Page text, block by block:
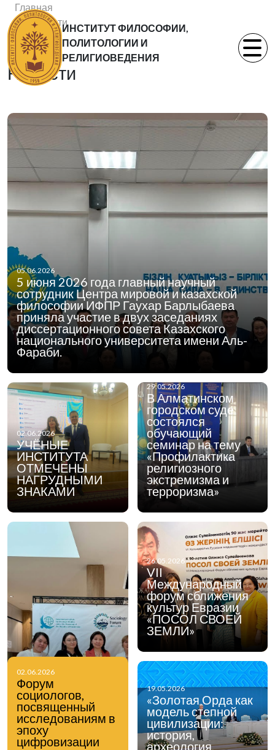
ИНСТИТУТ ФИЛОСОФИИ,
ПОЛИТОЛОГИИ И
РЕЛИГИОВЕДЕНИЯ
Главная
Новости
Статьи
Новости
05.06.2026
5 июня 2026 года главный научный
сотрудник Центра мировой и казахской
философии ИФПР Гаухар Барлыбаева
приняла участие в двух заседаниях
диссертационного совета Казахского
национального университета имени Аль-
Фараби.
02.06.2026
Форум
социологов,
посвященный
исследованиям в
эпоху
цифровизации
02.06.2026
УЧЁНЫЕ
ИНСТИТУТА
ОТМЕЧЕНЫ
НАГРУДНЫМИ
ЗНАКАМИ
29.05.2026
В Алматинском
городском суде
состоялся
обучающий
семинар на тему
«Профилактика
религиозного
экстремизма и
терроризма»
26.05.2026
VII
Международный
форум сближения
культур Евразии
«ПОСОЛ СВОЕЙ
ЗЕМЛИ»
19.05.2026
«Золотая Орда как
модель степной
цивилизации:
история,
археология,